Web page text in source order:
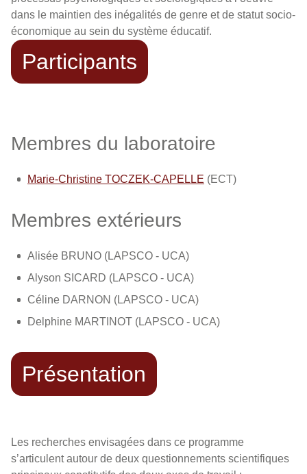
dans le maintien des inégalités de genre et de statut socio-
économique au sein du système éducatif.
Participants
Membres du laboratoire
Marie-Christine TOCZEK-CAPELLE (ECT)
Membres extérieurs
Alisée BRUNO (LAPSCO - UCA)
Alyson SICARD (LAPSCO - UCA)
Céline DARNON (LAPSCO - UCA)
Delphine MARTINOT (LAPSCO - UCA)
Présentation
Les recherches envisagées dans ce programme
s’articulent autour de deux questionnements scientifiques